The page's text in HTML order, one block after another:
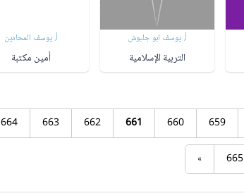
أ. يوسف ابو جلبوش
التربية الإسلامية
أ. يوسف المحادين
أمين مكتبة
659
660
661
662
663
664
665
»